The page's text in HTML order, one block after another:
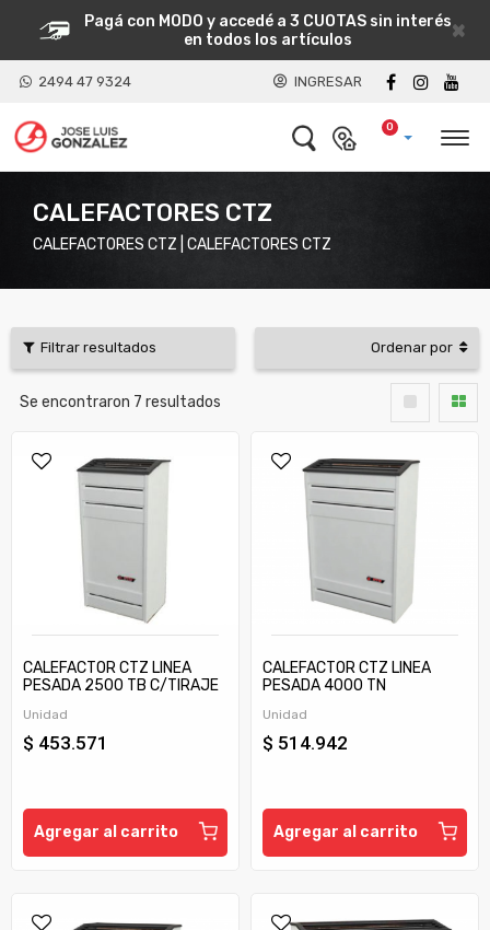
×
Pagá con MODO y accedé a 3 CUOTAS sin interés
en todos los artículos
2494 47 9324 INGRESAR
0
CALEFACTORES CTZ
CALEFACTORES CTZ | CALEFACTORES CTZ
Filtrar resultados Ordenar por
Se encontraron 7 resultados
CALEFACTOR CTZ LINEA
PESADA 2500 TB C/TIRAJE
Unidad
$ 453.571
Agregar al carrito
CALEFACTOR CTZ LINEA
PESADA 4000 TN
Unidad
$ 514.942
Agregar al carrito